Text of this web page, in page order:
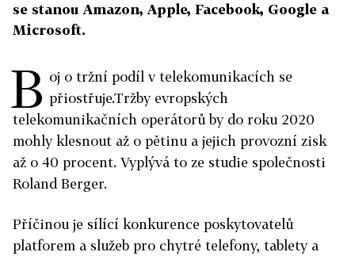
se stanou Amazon, Apple, Facebook, Google a
Microsoft.
B oj o tržní podíl v telekomunikacích se
přiostřuje.Tržby evropských
telekomunikačních operátorů by do roku 2020
mohly klesnout až o pětinu a jejich provozní zisk
až o 40 procent. Vyplývá to ze studie společnosti
Roland Berger.
Příčinou je sílící konkurence poskytovatelů
platforem a služeb pro chytré telefony, tablety a